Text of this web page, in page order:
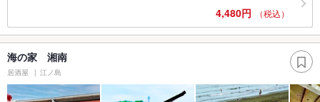
4,480円 （税込）
海の家 湘南
居酒屋 江ノ島